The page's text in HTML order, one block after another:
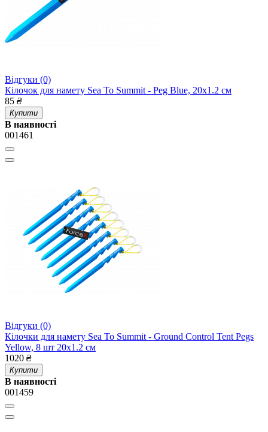
Відгуки (0)
Кілочок для намету Sea To Summit - Peg Blue, 20х1.2 см
85 ₴
Купити
В наявності
001461
Відгуки (0)
Кілочки для намету Sea To Summit - Ground Control Tent Pegs
Yellow, 8 шт 20х1.2 см
1020 ₴
Купити
В наявності
001459